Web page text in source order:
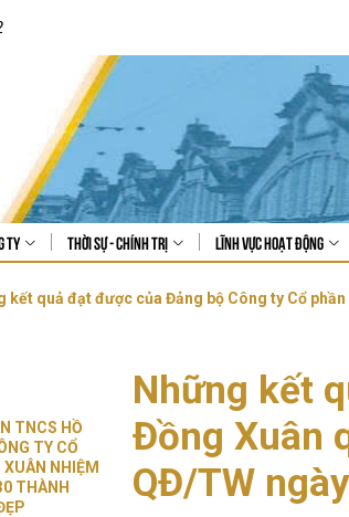
ty Thời sự - Chính trị Lĩnh vực hoạt động
kết quả đạt được của Đảng bộ Công ty Cổ
TNCS HỒ
TY CỔ
XUÂN NHIỆM
THÀNH
Những kết
Đồng Xuân
QĐ/TW